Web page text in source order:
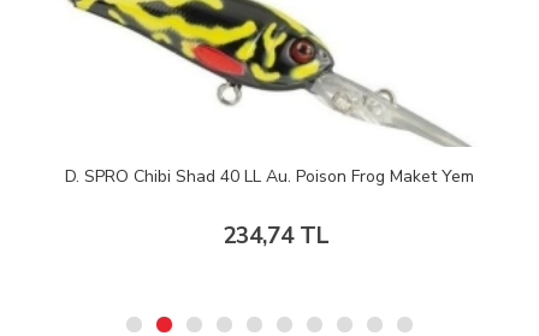
D. SPRO Chibi Shad 40 LL Au. Poison Frog Maket Yem
234,74 TL